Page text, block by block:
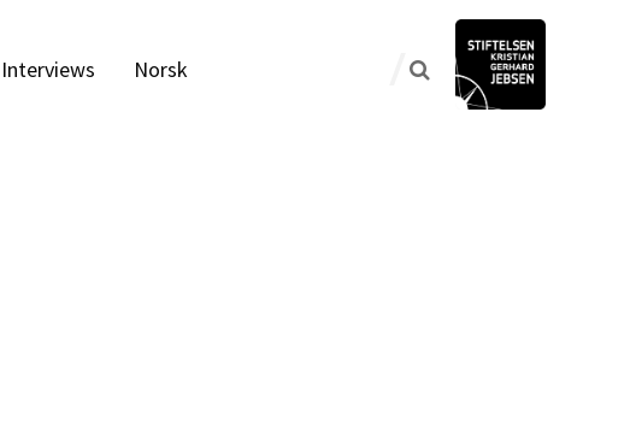
Interviews Norsk